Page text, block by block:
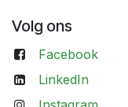
Volg ons
Facebook
LinkedIn